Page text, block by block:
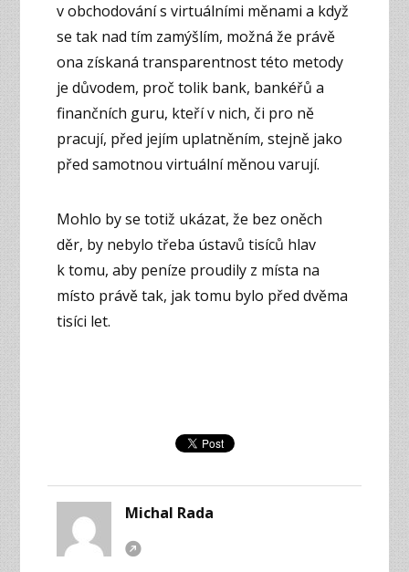
v obchodování s virtuálními měnami a když
se tak nad tím zamýšlím, možná že právě
ona získaná transparentnost této metody
je důvodem, proč tolik bank, bankéřů a
finančních guru, kteří v nich, či pro ně
pracují, před jejím uplatněním, stejně jako
před samotnou virtuální měnou varují.
Mohlo by se totiž ukázat, že bez oněch
děr, by nebylo třeba ústavů tisíců hlav
k tomu, aby peníze proudily z místa na
místo právě tak, jak tomu bylo před dvěma
tisíci let.
Michal Rada